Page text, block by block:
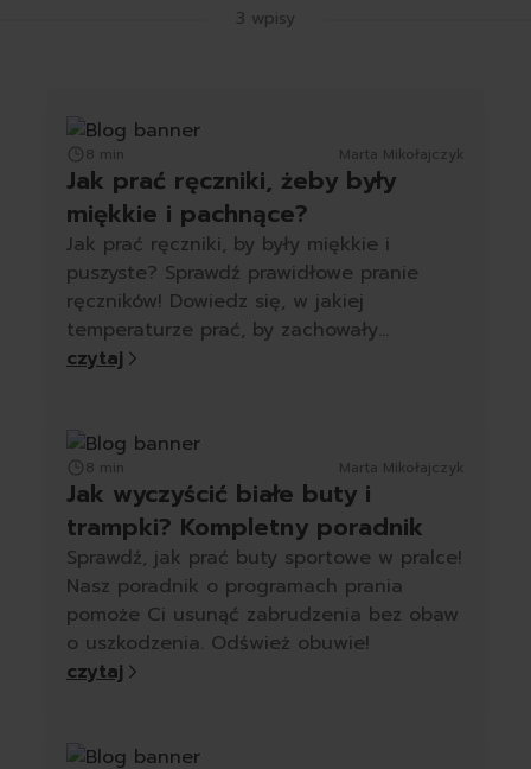
3 wpisy
8 min Marta Mikołajczyk
Jak prać ręczniki, żeby były
miękkie i pachnące?
Jak prać ręczniki, by były miękkie i
puszyste? Sprawdź prawidłowe pranie
ręczników! Dowiedz się, w jakiej
temperaturze prać, by zachowały
miękkość.
czytaj
8 min Marta Mikołajczyk
Jak wyczyścić białe buty i
trampki? Kompletny poradnik
Sprawdź, jak prać buty sportowe w pralce!
Nasz poradnik o programach prania
pomoże Ci usunąć zabrudzenia bez obaw
o uszkodzenia. Odśwież obuwie!
czytaj